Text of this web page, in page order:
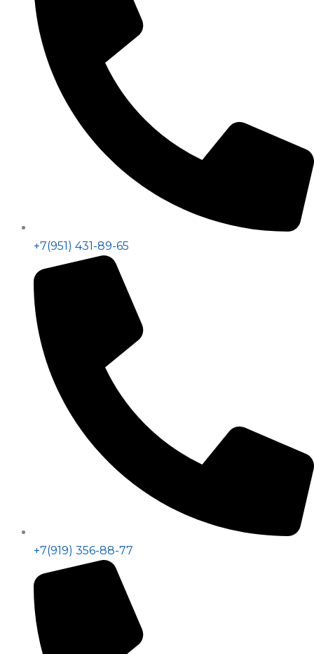
+7(951) 431-89-65
+7(919) 356-88-77